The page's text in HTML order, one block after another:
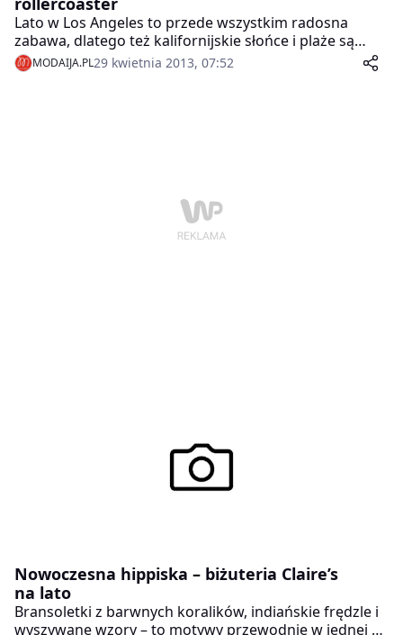
Lato w Los Angeles to przede wszystkim radosna
zabawa, dlatego też kalifornijskie słońce i plaże są
inspiracją dla nowej kolekcji TALLY WEiJL. Beztroska
atmosfera wakacji, różowa guma balonowa i szalony
MODAIJA.PL29 kwietnia 2013, 07:52
Nowoczesna hippiska – biżuteria Claire’s
na lato
Bransoletki z barwnych koralików, indiańskie frędzle i
wyszywane wzory – to motywy przewodnie w jednej z